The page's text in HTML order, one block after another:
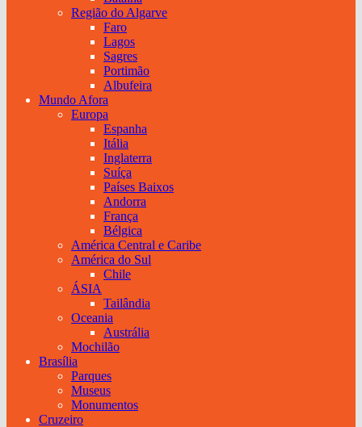
Região do Algarve
Faro
Lagos
Sagres
Portimão
Albufeira
Mundo Afora
Europa
Espanha
Itália
Inglaterra
Suíça
Países Baixos
Andorra
França
Bélgica
América Central e Caribe
América do Sul
Chile
ÁSIA
Tailândia
Oceania
Austrália
Mochilão
Brasília
Parques
Museus
Monumentos
Cruzeiro